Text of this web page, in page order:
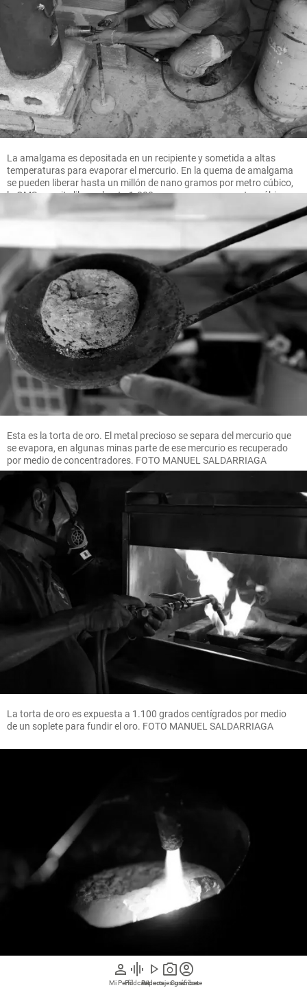
person
Mi Perfil
graphic_eq
Pódcast
play_arrow
Videos
photo_camera
Reportajes gráficos
account_circle
Suscríbete
La amalgama es depositada en un recipiente y sometida a altas
temperaturas para evaporar el mercurio. En la quema de amalgama
se pueden liberar hasta un millón de nano gramos por metro cúbico,
la OMS permite liberar hasta 1.000 nano gramos por metro cúbico.
Esta es la torta de oro. El metal precioso se separa del mercurio que
se evapora, en algunas minas parte de ese mercurio es recuperado
por medio de concentradores. FOTO MANUEL SALDARRIAGA
La torta de oro es expuesta a 1.100 grados centígrados por medio
de un soplete para fundir el oro. FOTO MANUEL SALDARRIAGA